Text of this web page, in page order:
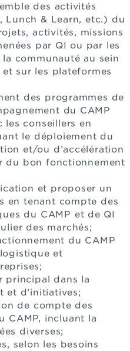
des activités
Lunch & Learn, etc.) du
activités, missions
par QI ou par les
communauté au sein
sur les plateformes
des programmes de
du CAMP
les conseillers en
le déploiement du
et/ou d’accélération
du bon fonctionnement
et proposer un
en tenant compte des
du CAMP et de QI
des marchés;
du CAMP
et
principal dans la
et d’initiatives;
de compte des
CAMP, incluant la
diverses;
selon les besoins